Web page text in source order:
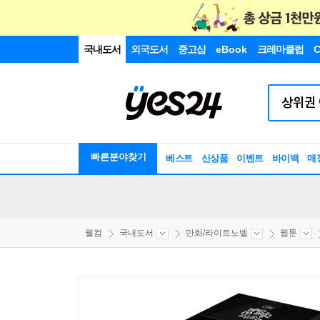
국내도서 외국도서 중고샵 eBook 크레마클럽
빠른분야찾기 베스트 신상품 이벤트 바이백 매
웰컴 국내도서 만화/라이트노벨 웹툰